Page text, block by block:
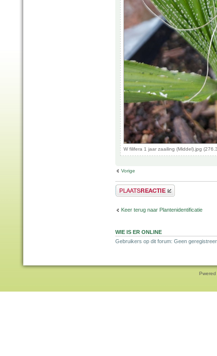
W filifera 1 jaar zaailing (Middel).jpg
Vorige
Plaats een reactie
Keer terug naar Plantenidentificatie
WIE IS ER ONLINE
Gebruikers op dit forum: Geen